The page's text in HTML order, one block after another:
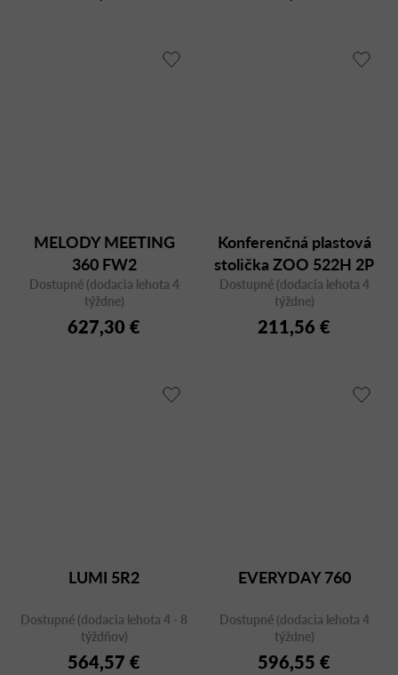
MELODY MEETING
360 FW2
Dostupné (dodacia lehota 4
týždne)
627,30 €
Konferenčná plastová
stolička ZOO 522H 2P
s podrúčkami
Dostupné (dodacia lehota 4
týždne)
211,56 €
LUMI 5R2
Dostupné (dodacia lehota 4 - 8
týždňov)
564,57 €
EVERYDAY 760
Dostupné (dodacia lehota 4
týždne)
596,55 €